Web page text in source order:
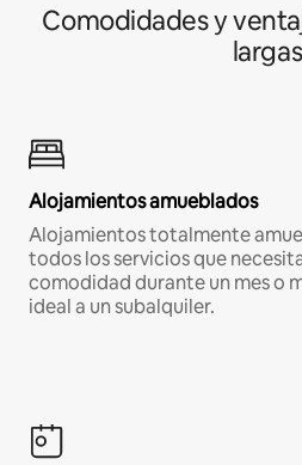
Comodidades y
largas
Alojamientos amueblados
Alojamientos totalmente
todos los servicios que
comodidad durante un mes o
ideal a un subalquiler.